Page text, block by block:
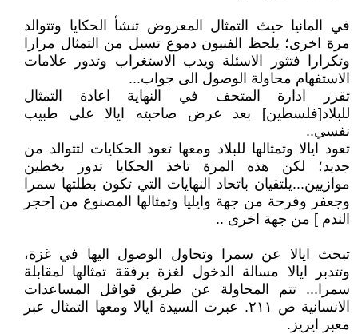
في المانيا حيث التمثال المعروض تنشأ الحكايا وتتوالد
مرة اخرى؛ يلحظ الفنيون دموع تسيل من التمثال مرارا
وتكرارا فتثور الاسئلة ويدب الاستغراب وتدور علامات
الاستفهام محاولة الوصول الى جواب...
تقرر ادارة المتحف في النهاية اعادة التمثال
للبلاد[فلسطين] بعد عرض صاحبته ايالا على طبيب
نفسي..
تعود ايالا وتمثالها للبلاد ومعها تعود الحكايات لتتوالد من
جديد؛ لكن هذه المرة تاخذ الحكايا تدور بخطين
موازيين...يلتقيان باتحاد النهايات التي تكون بطلتها سمرا
وجعفر وفرحة من جهة وايليا وتمثالها المصنوع من [حجر
الندم ] من جهة اخرى ..
تبحث ايالا عن سمرا وتحاول الوصول اليها في غزة،
وتتدبر ايالا مسالة الدخول لغزة برفقة تمثالها لمقابلة
سمرا... تتم المحاولة عن طريق قوافل المساعدات
الانسانية ص ٢١١. عبرت السيدة ايالا ومعها التمثال عبر
معبر ايريز.